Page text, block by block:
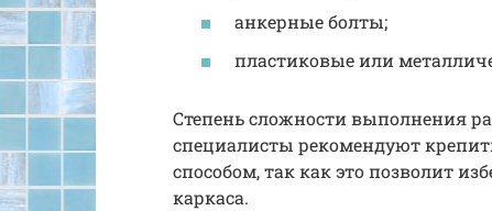
анкерные болты;
пластиковые или
Степень сложности выполнения
специалисты рекомендуют
способом, так как это позволит
каркаса.